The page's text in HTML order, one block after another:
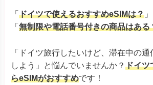
「 ドイツで使えるおすすめeSIMは？ 」
「 無制限や電話番号付きの商品はある
「ドイツ旅行したいけど、滞在中の通
しよう」と悩んでいませんか？ ドイツ
らeSIMがおすすめです！